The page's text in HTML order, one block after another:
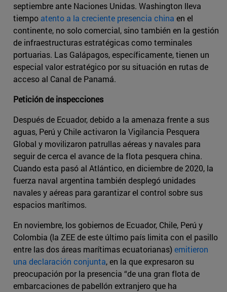
septiembre ante Naciones Unidas. Washington lleva
tiempo atento a la creciente presencia china en el
continente, no solo comercial, sino también en la gestión
de infraestructuras estratégicas como terminales
portuarias. Las Galápagos, específicamente, tienen un
especial valor estratégico por su situación en rutas de
acceso al Canal de Panamá.
Petición de inspecciones
Después de Ecuador, debido a la amenaza frente a sus
aguas, Perú y Chile activaron la Vigilancia Pesquera
Global y movilizaron patrullas aéreas y navales para
seguir de cerca el avance de la flota pesquera china.
Cuando esta pasó al Atlántico, en diciembre de 2020, la
fuerza naval argentina también desplegó unidades
navales y aéreas para garantizar el control sobre sus
espacios marítimos.
En noviembre, los gobiernos de Ecuador, Chile, Perú y
Colombia (la ZEE de este último país limita con el pasillo
entre las dos áreas marítimas ecuatorianas)emitieron
una declaración conjunta, en la que expresaron su
preocupación por la presencia “de una gran flota de
embarcaciones de pabellón extranjero que ha